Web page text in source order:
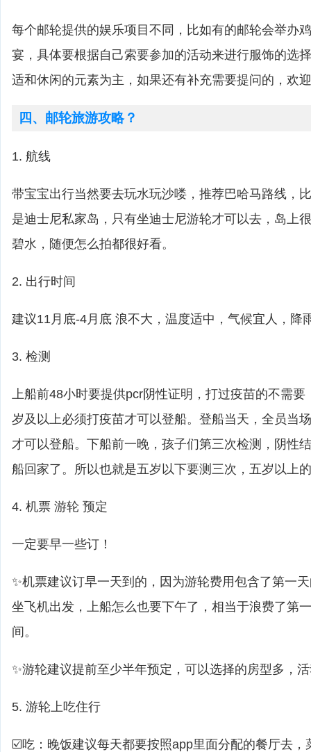
每个邮轮提供的娱乐项目不同，比如有的邮轮会举办
宴，具体要根据自己索要参加的活动来进行服饰的选
适和休闲的元素为主，如果还有补充需要提问的，欢
四、邮轮旅游攻略？
1. 航线
带宝宝出行当然要去玩水玩沙喽，推荐巴哈马路线，
是迪士尼私家岛，只有坐迪士尼游轮才可以去，岛上
碧水，随便怎么拍都很好看。
2. 出行时间
建议11月底-4月底 浪不大，温度适中，气候宜人，降
3. 检测
上船前48小时要提供pcr阴性证明，打过疫苗的不需要
岁及以上必须打疫苗才可以登船。登船当天，全员当
才可以登船。下船前一晚，孩子们第三次检测，阴性
船回家了。所以也就是五岁以下要测三次，五岁以上
4. 机票 游轮 预定
一定要早一些订！
✨机票建议订早一天到的，因为游轮费用包含了第一
坐飞机出发，上船怎么也要下午了，相当于浪费了第
间。
✨游轮建议提前至少半年预定，可以选择的房型多，
5. 游轮上吃住行
☑️吃：晚饭建议每天都要按照app里面分配的餐厅去，